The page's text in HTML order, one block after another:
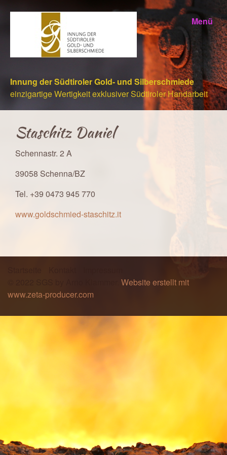
Innung der Südtiroler Gold- und Silberschmiede
einzigartige Wertigkeit exklusiver Südtiroler Handarbeit
Menü
Staschitz Daniel
Schennastr. 2 A
39058 Schenna/BZ
Tel. +39 0473 945 770
www.goldschmied-staschitz.it
Website erstellt mit
www.zeta-producer.com